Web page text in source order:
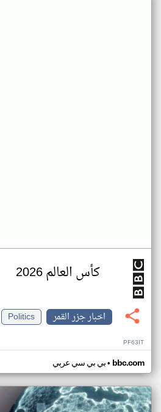
كأس العالم 2026
اخبار جزر القمر
Politics
PF63IT
بي بي سي عربي• bbc.com